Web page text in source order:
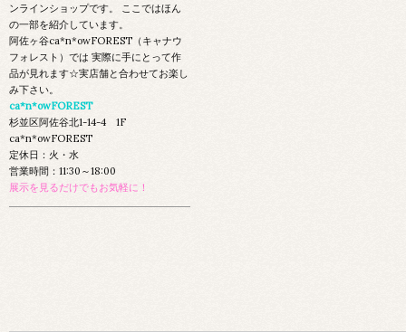
ンラインショップです。 ここではほん
の一部を紹介しています。
阿佐ヶ谷ca*n*owFOREST（キャナウ
フォレスト）では 実際に手にとって作
品が見れます☆実店舗と合わせてお楽し
み下さい。
ca*n*owFOREST
杉並区阿佐谷北1-14-4 1F
ca*n*owFOREST
定休日：火・水
営業時間：11:30～18:00
展示を見るだけでもお気軽に！